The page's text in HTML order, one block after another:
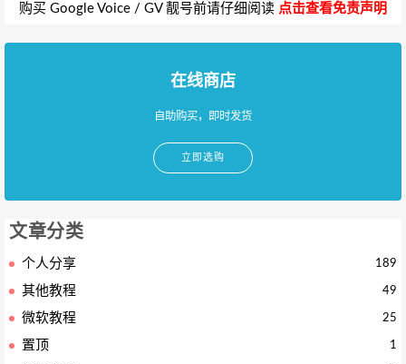
购买 Google Voice / GV 靓号前请仔细阅读 点击查看免责声明
在线商店
自助购买，即时发货
立即选购
文章分类
个人分享 189
其他教程 49
微软教程 25
置顶 1